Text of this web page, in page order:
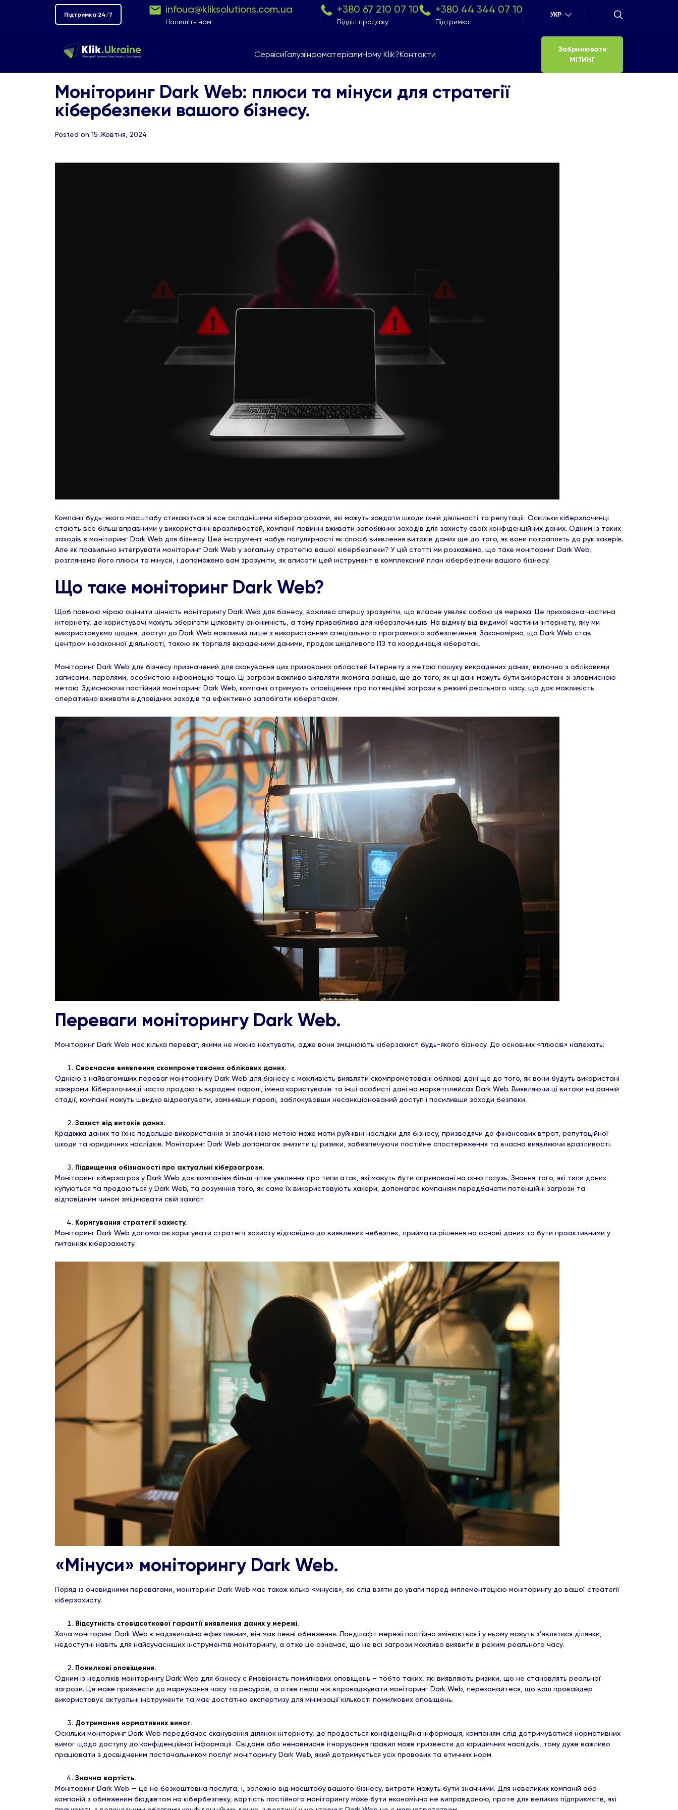
Підтримка 24/7 infoua@kliksolutions.com.ua
Напишіть нам
+380 67 210 07 10
Відділ продажу
+380 44 344 07 10
Підтримка
УКР
СервісиГалузіІнфоматеріалиЧому Klik?Контакти
Забронювати
МІТИНГ
Моніторинг Dark Web: плюси та мінуси для стратегії
кібербезпеки вашого бізнесу.
Posted on 15 Жовтня, 2024
Компанії будь-якого масштабу стикаються зі все складнішими кіберзагрозами, які можуть завдати шкоди їхній діяльності та репутації. Оскільки кіберзлочинці
стають все більш вправними у використанні вразливостей, компанії повинні вживати запобіжних заходів для захисту своїх конфіденційних даних. Одним із таких
заходів є моніторинг Dark Web для бізнесу. Цей інструмент набув популярності як спосіб виявлення витоків даних ще до того, як вони потраплять до рук хакерів.
Але як правильно інтегрувати моніторинг Dark Web у загальну стратегію вашої кібербезпеки? У цій статті ми розкажемо, що таке моніторинг Dark Web,
розглянемо його плюси та мінуси, і допоможемо вам зрозуміти, як вписати цей інструмент в комплексний план кібербезпеки вашого бізнесу.
Що таке моніторинг Dark Web?
Щоб повною мірою оцінити цінність моніторингу Dark Web для бізнесу, важливо спершу зрозуміти, що власне уявляє собою ця мережа. Це прихована частина
інтернету, де користувачі можуть зберігати цілковиту анонімність, а тому приваблива для кіберзлочинців. На відміну від видимої частини Інтернету, яку ми
використовуємо щодня, доступ до Dark Web можливий лише з використанням спеціального програмного забезпечення. Закономірно, що Dark Web став
центром незаконної діяльності, такою як торгівля вкраденими даними, продаж шкідливого ПЗ та координація кібератак.
Моніторинг Dark Web для бізнесу призначений для сканування цих прихованих областей Інтернету з метою пошуку викрадених даних, включно з обліковими
записами, паролями, особистою інформацію тощо. Ці загрози важливо виявляти якомога раніше, ще до того, як ці дані можуть бути використані зі зловмисною
метою. Здійснюючи постійний моніторинг Dark Web, компанії отримують оповіщення про потенційні загрози в режимі реального часу, що дає можливість
оперативно вживати відповідних заходів та ефективно запобігати кібератакам.
Переваги моніторингу Dark Web.
Моніторинг Dark Web має кілька переваг, якими не можна нехтувати, адже вони зміцнюють кіберзахист будь-якого бізнесу. До основних «плюсів» належать:
Своєчасне виявлення скомпрометованих облікових даних.
Однією з найвагоміших переваг моніторингу Dark Web для бізнесу є можливість виявляти скомпрометовані облікові дані ще до того, як вони будуть використані
хакерами. Кіберзлочинці часто продають вкрадені паролі, імена користувачів та інші особисті дані на маркетплейсах Dark Web. Виявляючи ці витоки на ранній
стадії, компанії можуть швидко відреагувати, замінивши паролі, заблокувавши несанкціонований доступ і посиливши заходи безпеки.
Захист від витоків даних.
Крадіжка даних та їхнє подальше використання зі злочинною метою може мати руйнівні наслідки для бізнесу, призводячи до фінансових втрат, репутаційної
шкоди та юридичних наслідків. Моніторинг Dark Web допомагає знизити ці ризики, забезпечуючи постійне спостереження та вчасно виявляючи вразливості.
Підвищення обізнаності про актуальні кіберзагрози.
Моніторинг кіберзагроз у Dark Web дає компаніям більш чітке уявлення про типи атак, які можуть бути спрямовані на їхню галузь. Знання того, які типи даних
купуються та продаються у Dark Web, та розуміння того, як саме їх використовують хакери, допомагає компаніям передбачати потенційні загрози та
відповідним чином зміцнювати свій захист.
Коригування стратегії захисту.
Моніторинг Dark Web допомагає коригувати стратегії захисту відповідно до виявлених небезпек, приймати рішення на основі даних та бути проактивними у
питаннях кіберзахисту.
«Мінуси» моніторингу Dark Web.
Поряд із очевидними перевагами, моніторинг Dark Web має також кілька «мінусів», які слід взяти до уваги перед імплементацією моніторингу до вашої стратегії
кіберзахисту.
Відсутність стовідсоткової гарантії виявлення даних у мережі.
Хоча моніторинг Dark Web є надзвичайно ефективним, він має певні обмеження. Ландшафт мережі постійно змінюється і у ньому можуть з’являтися ділянки,
недоступні навіть для найсучасніших інструментів моніторингу, а отже це означає, що не всі загрози можливо виявити в режимі реального часу.
Помилкові оповіщення.
Одним із недоліків моніторингу Dark Web для бізнесу є ймовірність помилкових оповіщень – тобто таких, які виявляють ризики, що не становлять реальної
загрози. Це може призвести до марнування часу та ресурсів, а отже перш ніж впроваджувати моніторинг Dark Web, переконайтеся, що ваш провайдер
використовує актуальні інструменти та має достатню експертизу для мінімізації кількості помилкових оповіщень.
Дотримання нормативних вимог.
Оскільки моніторинг Dark Web передбачає сканування ділянок інтернету, де продається конфіденційна інформація, компаніям слід дотримуватися нормативних
вимог щодо доступу до конфіденційної інформації. Свідоме або ненавмисне ігнорування правил може призвести до юридичних наслідків, тому дуже важливо
працювати з досвідченим постачальником послуг моніторингу Dark Web, який дотримується усіх правових та етичних норм.
Значна вартість.
Моніторинг Dark Web — це не безкоштовна послуга, і, залежно від масштабу вашого бізнесу, витрати можуть бути значними. Для невеликих компаній або
компаній з обмеженим бюджетом на кібербезпеку, вартість постійного моніторингу може бути економічно не виправданою, проте для великих підприємств, які